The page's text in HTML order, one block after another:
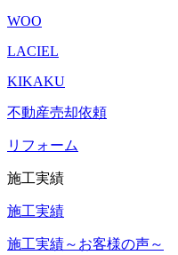
WOO
LACIEL
KIKAKU
不動産売却依頼
リフォーム
施工実績
施工実績
施工実績～お客様の声～